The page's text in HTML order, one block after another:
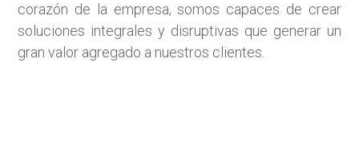
corazón de la empresa, somos capaces de crear
soluciones integrales y disruptivas que generar un
gran valor agregado a nuestros clientes.